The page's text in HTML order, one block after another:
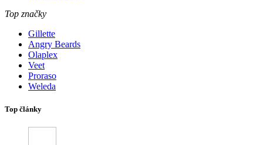
Top značky
Gillette
Angry Beards
Olaplex
Veet
Proraso
Weleda
Top články